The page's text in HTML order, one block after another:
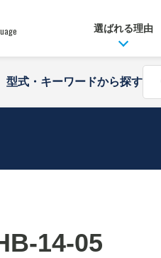
選ばれる理由
型式・キーワードから探す
14-05